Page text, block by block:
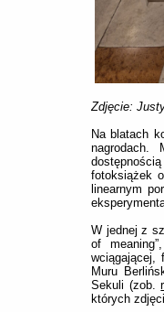
Zdjęcie:
Na blatach
nagrodach.
fotoksiążek
linearnym
W jednej z
of
wciągającej,
Muru
Sekuli (zob.
których